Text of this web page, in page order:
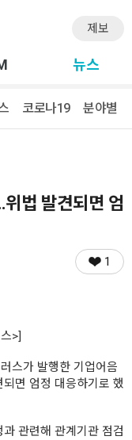
제보
뉴스
코로나19 분야별
법 발견되면 엄
1
>]
스가 발행한 기업어음
면 엄정 대응하기로 했
관련해 관계기관 점검